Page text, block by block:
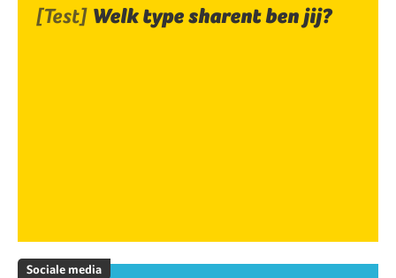
[Test] Welk type sharent ben jij?
Sociale media